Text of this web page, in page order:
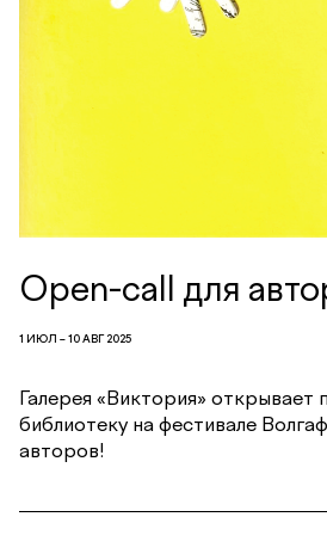
Open-call для
1 ИЮЛ – 10 АВГ 2025
Галерея «Виктория» открывает
библиотеку на фестивале
авторов!